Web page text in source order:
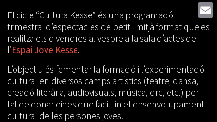
El cicle “Cultura Kesse” és una programació
trimestral d’espectacles de petit i mitjà format que es
realitza els divendres al vespre a la sala d’actes de
l’Espai Jove Kesse.
L’objectiu és fomentar la formació i l’experimentació
cultural en diversos camps artístics (teatre, dansa,
creació literària, audiovisuals, música, circ, etc.) per
tal de donar eines que facilitin el desenvolupament
cultural de les persones joves.